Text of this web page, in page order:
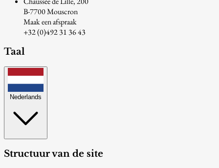
B-7700 Mouscron
Maak een afspraak
+32 (0)492 31 36 43
Taal
Nederlands
Structuur van de site